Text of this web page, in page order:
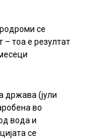
се
– тоа е резултат
држава (јули
во
вода и
се